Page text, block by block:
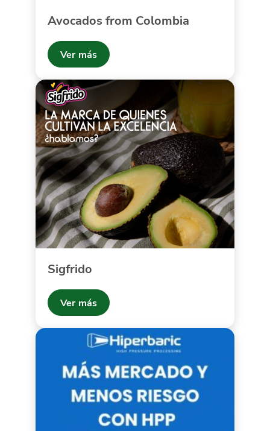
Avocados from Colombia
Ver más
Sigfrido
Ver más